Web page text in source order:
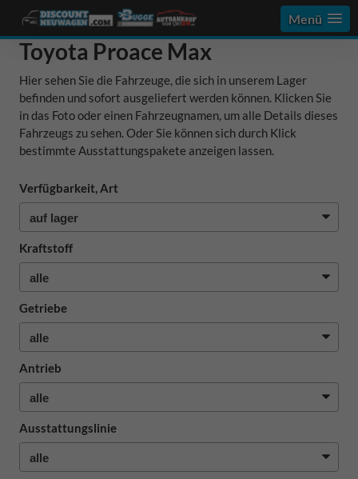
Menü
Toyota Proace Max
Hier sehen Sie die Fahrzeuge, die sich in unserem Lager
befinden und sofort ausgeliefert werden können. Klicken Sie
in das Foto oder einen Fahrzeugnamen, um alle Details dieses
Fahrzeugs zu sehen. Oder Sie können sich durch Klick
bestimmte Ausstattungspakete anzeigen lassen.
Verfügbarkeit, Art
Kraftstoff
Getriebe
Antrieb
Ausstattungslinie